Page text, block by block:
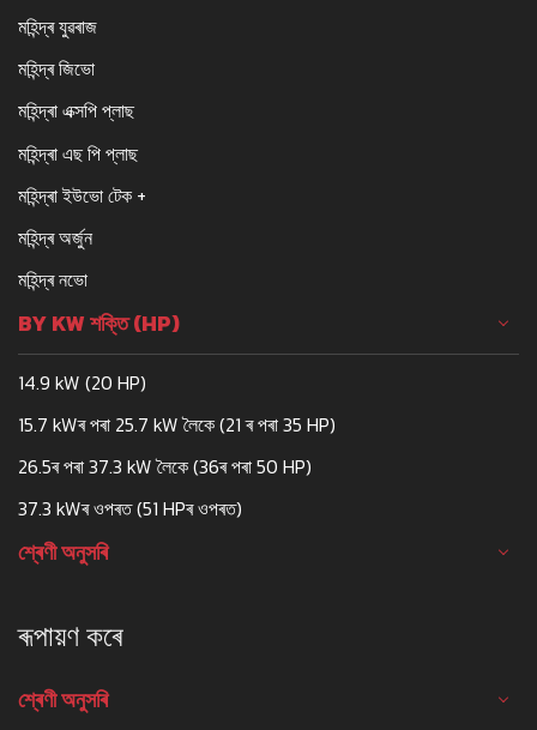
মহিন্দ্ৰ যুৱৰাজ
মহিন্দ্ৰ জিভো
মহিন্দ্ৰা এক্সপি প্লাছ
মহিন্দ্ৰা এছ পি প্লাছ
মহিন্দ্ৰা ইউভো টেক +
মহিন্দ্ৰ অৰ্জুন
মহিন্দ্ৰ নভো
BY KW শক্তি (HP)
14.9 kW (20 HP)
15.7 kWৰ পৰা 25.7 kW লৈকে (21 ৰ পৰা 35 HP)
26.5ৰ পৰা 37.3 kW লৈকে (36ৰ পৰা 50 HP)
37.3 kWৰ ওপৰত (51 HPৰ ওপৰত)
শ্ৰেণী অনুসৰি
ৰূপায়ণ কৰে
শ্ৰেণী অনুসৰি